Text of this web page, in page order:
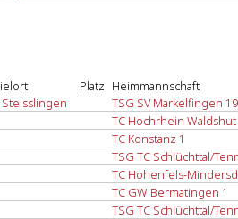
Platz Heimmannschaft
Steisslingen TSG SV Markelfingen
TC Hochrhein Waldshut
TC Konstanz 1
TSG TC Schlüchttal/
TC Hohenfels-
TC GW Bermatingen 1
TSG TC Schlüchttal/